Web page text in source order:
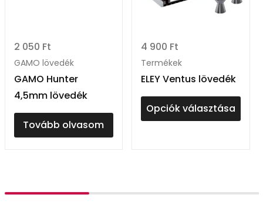
2 050 Ft
GAMO lövedék
GAMO Hunter
4,5mm lövedék
Tovább olvasom
4 900 Ft
Termékek
ELEY Ventus lövedék
Opciók választása